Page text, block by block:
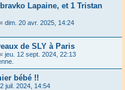
Lapaine, et 1 Tristan
« dim. 20 avr. 2025, 14:24
de SLY à Paris
« jeu. 12 sept. 2024, 22:13
bébé !!
juil. 2024, 14:54